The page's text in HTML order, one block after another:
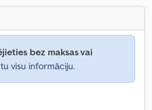
bez maksas vai
visu informāciju.